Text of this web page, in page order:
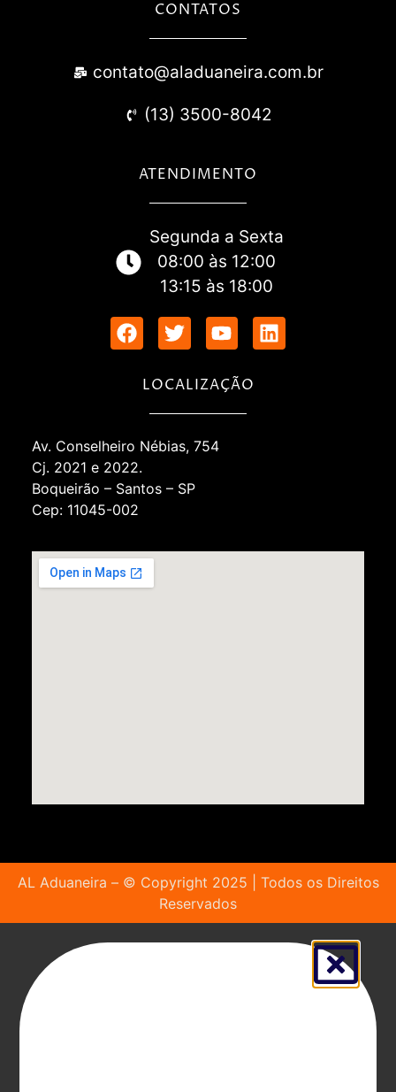
CONTATOS
contato@aladuaneira.com.br
(13) 3500-8042
ATENDIMENTO
Segunda a Sexta
08:00 às 12:00
13:15 às 18:00
LOCALIZAÇÃO
Av. Conselheiro Nébias, 754
Cj. 2021 e 2022.
Boqueirão – Santos – SP
Cep: 11045-002
AL Aduaneira – © Copyright 2025 | Todos os Direitos
Reservados